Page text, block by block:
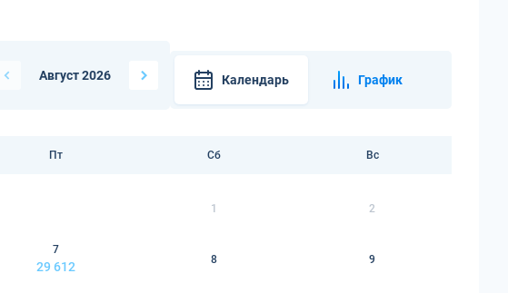
Август 2026 Календарь График
Пт Сб Вс
1 2
7
29 612
8 9